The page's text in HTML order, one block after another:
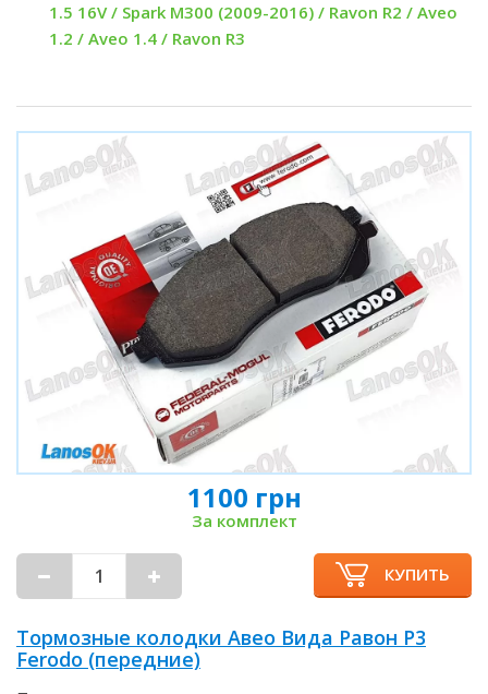
1.5 16V / Spark M300 (2009-2016) / Ravon R2 / Aveo
1.2 / Aveo 1.4 / Ravon R3
1100 грн
За комплект
КУПИТЬ
Тормозные колодки Авео Вида Равон Р3
Ferodo (передние)